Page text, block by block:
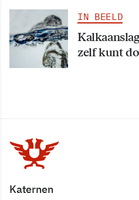
IN BEELD
zelf kunt
Katernen